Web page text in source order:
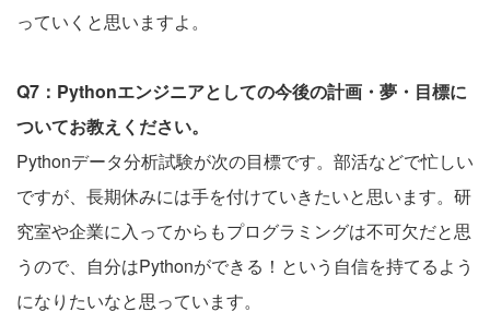
っていくと思いますよ。
Q7：Pythonエンジニアとしての今後の計画・夢・目標に
ついてお教えください。
Pythonデータ分析試験が次の目標です。部活などで忙しい
ですが、長期休みには手を付けていきたいと思います。研
究室や企業に入ってからもプログラミングは不可欠だと思
うので、自分はPythonができる！という自信を持てるよう
になりたいなと思っています。